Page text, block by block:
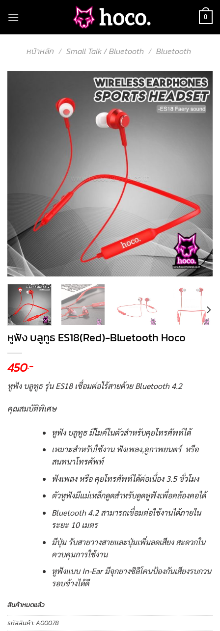
0
หน้าหลัก / Small Talk / Bluetooth / Bluetooth
หูฟัง บลูทูธ ES18(Red)-Bluetooth Hoco
450.-
หูฟัง บลูทูธ รุ่น ES18 เชื่อมต่อไร้สายด้วย Bluetooth 4.2
คุณสมบัติพิเศษ
หูฟัง บลูทูธ มีไมค์ในตัวสำหรับคุยโทรศัพท์ได้
เหมาะสำหรับใช้งาน ฟังเพลง,ดูภาพยนตร์ หรือ
สนทนาโทรศัพท์
ฟังเพลง หรือ คุยโทรศัพท์ได้ต่อเนื่อง 3.5 ชั่วโมง
ตัวหูฟังมีแม่เหล็กดูดสำหรับดูดหูฟังเพื่อคล้องคอได้
Bluetooth 4.2 สามารถเชื่อมต่อใช้งานได้ภายใน
ระยะ 10 เมตร
มีปุ่ม รับสายวางสายและปุ่มเพิ่มลดเสียง สะดวกใน
ควบคุมการใช้งาน
หูฟังแบบ In-Ear มีจุกยางซิลิโคนป้องกันเสียงรบกวน
รอบข้างได้ดี
สินค้าหมดแล้ว
รหัสสินค้า:A00078